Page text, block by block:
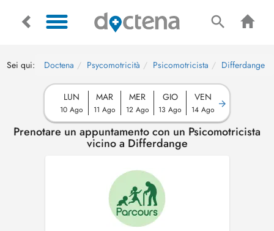
Sei qui: Doctena Psycomotricità Psicomotricista Differdange
LUN
10 Ago
MAR
11 Ago
MER
12 Ago
GIO
13 Ago
VEN
14 Ago
Prenotare un appuntamento con un Psicomotricista
vicino a Differdange